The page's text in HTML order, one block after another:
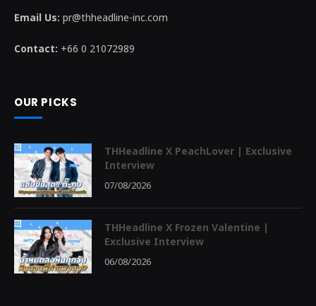
Email Us: pr@thheadline-inc.com
Contact: +66 0 21072989
OUR PICKS
THHeadline X PeachLover | Exclusive
Interview
07/08/2026
THHeadline X Frozen Valentine |
Exclusive Interview
06/08/2026